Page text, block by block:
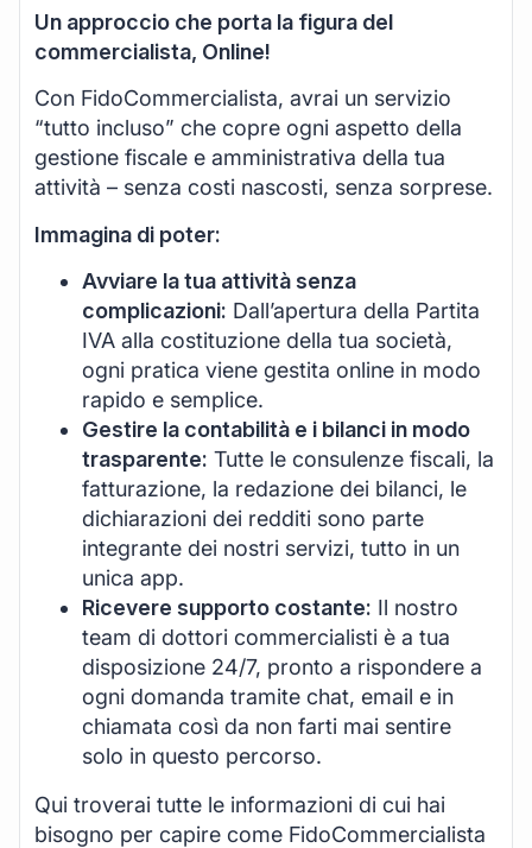
Un approccio che porta la figura del
commercialista, Online!
Con FidoCommercialista, avrai un servizio
“tutto incluso” che copre ogni aspetto della
gestione fiscale e amministrativa della tua
attività – senza costi nascosti, senza sorprese.
Immagina di poter:
Avviare la tua attività senza
complicazioni: Dall’apertura della Partita
IVA alla costituzione della tua società,
ogni pratica viene gestita online in modo
rapido e semplice.
Gestire la contabilità e i bilanci in modo
trasparente: Tutte le consulenze fiscali, la
fatturazione, la redazione dei bilanci, le
dichiarazioni dei redditi sono parte
integrante dei nostri servizi, tutto in un
unica app.
Ricevere supporto costante: Il nostro
team di dottori commercialisti è a tua
disposizione 24/7, pronto a rispondere a
ogni domanda tramite chat, email e in
chiamata così da non farti mai sentire
solo in questo percorso.
Qui troverai tutte le informazioni di cui hai
bisogno per capire come FidoCommercialista